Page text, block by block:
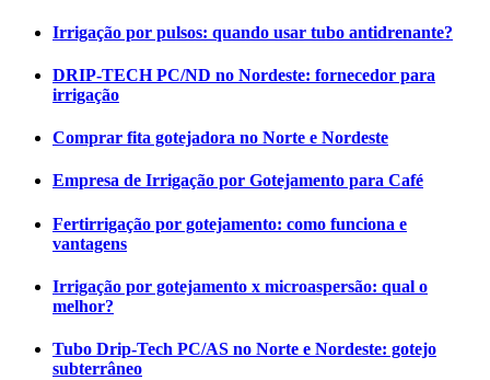
Irrigação por pulsos: quando usar tubo antidrenante?
DRIP-TECH PC/ND no Nordeste: fornecedor para
irrigação
Comprar fita gotejadora no Norte e Nordeste
Empresa de Irrigação por Gotejamento para Café
Fertirrigação por gotejamento: como funciona e
vantagens
Irrigação por gotejamento x microaspersão: qual o
melhor?
Tubo Drip-Tech PC/AS no Norte e Nordeste: gotejo
subterrâneo